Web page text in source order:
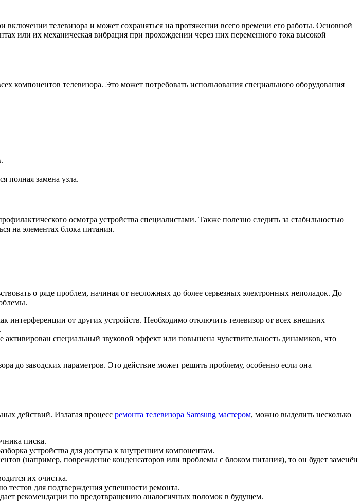
телевизора и может сохраняться на протяжении всего времени его работы. Основной
или их механическая вибрация при прохождении через них переменного тока высокой
компонентов телевизора. Это может потребовать использования специального оборудования
полная замена узла.
осмотра устройства специалистами. Также полезно следить за стабильностью
на элементах блока питания.
о ряде проблем, начиная от несложных до более серьезных электронных неполадок. До
от других устройств. Необходимо отключить телевизор от всех внешних
специальный звуковой эффект или повышена чувствительность динамиков, что
до заводских параметров. Это действие может решить проблему, особенно если она
действий. Излагая процесс ремонта телевизора Samsung мастером, можно выделить несколько
писка.
устройства для доступа к внутренним компонентам.
(например, повреждение конденсаторов или проблемы с блоком питания), то он будет заменён
их очистка.
тестов для подтверждения успешности ремонта.
рекомендации по предотвращению аналогичных поломок в будущем.